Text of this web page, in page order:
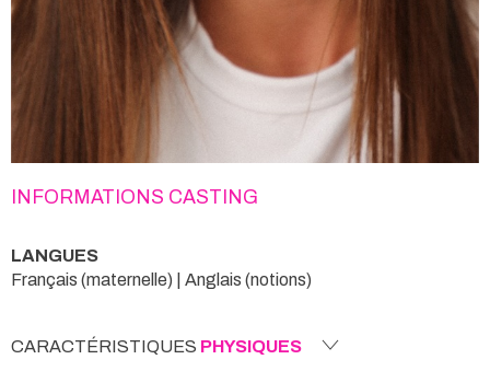
INFORMATIONS CASTING
LANGUES
Français (maternelle) | Anglais (notions)
CARACTÉRISTIQUES PHYSIQUES